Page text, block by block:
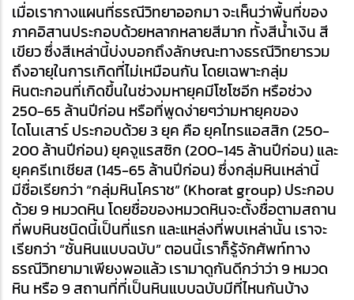
เมื่อเรากางแผนที่ธรณีวิทยาออกมา จะเห็นว่าพื้นที่ของ
ภาคอิสานประกอบด้วยหลากหลายสีมาก ทั้งสีน้ำเงิน สี
เขียว ซึ่งสีเหล่านี้บ่งบอกถึงลักษณะทางธรณีวิทยารวม
ถึงอายุในการเกิดที่ไม่เหมือนกัน โดยเฉพาะกลุ่ม
หินตะกอนที่เกิดขึ้นในช่วงมหายุคมีโซโซอีก หรือช่วง
250-65 ล้านปีก่อน หรือที่พูดง่ายๆว่ามหายุคของ
ไดโนเสาร์ ประกอบด้วย 3 ยุค คือ ยุคไทรแอสสิก (250-
200 ล้านปีก่อน) ยุคจูแรสซิก (200-145 ล้านปีก่อน) และ
ยุคครีเทเชียส (145-65 ล้านปีก่อน) ซึ่งกลุ่มหินเหล่านี้
มีชื่อเรียกว่า “กลุ่มหินโคราช” (Khorat group) ประกอบ
ด้วย 9 หมวดหิน โดยชื่อของหมวดหินจะตั้งชื่อตามสถาน
ที่พบหินชนิดนี้เป็นที่แรก และแหล่งที่พบเหล่านั้น เราจะ
เรียกว่า “ชั้นหินแบบฉบับ” ตอนนี้เราก็รู้จักศัพท์ทาง
ธรณีวิทยามาเพียงพอแล้ว เรามาดูกันดีกว่าว่า 9 หมวด
หิน หรือ 9 สถานที่ที่เป็นหินแบบฉบับมีที่ไหนกันบ้าง